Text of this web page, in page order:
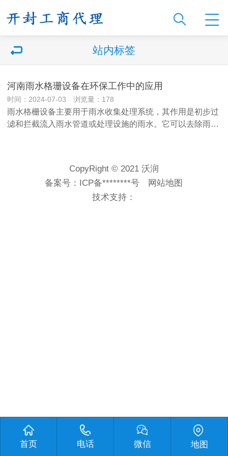
站内标签
河南雨水格珊设备在环保工作中的应用
时间：2024-07-03 浏览量：178
雨水格栅设备主要用于雨水收集处理系统，其作用是初步过
滤和拦截流入雨水管道或处理设施的雨水。它可以去除雨…
CopyRight © 2021 沃润
备案号： ICP备********号
网站地图
技术支持：
首页 电话 微信 地图